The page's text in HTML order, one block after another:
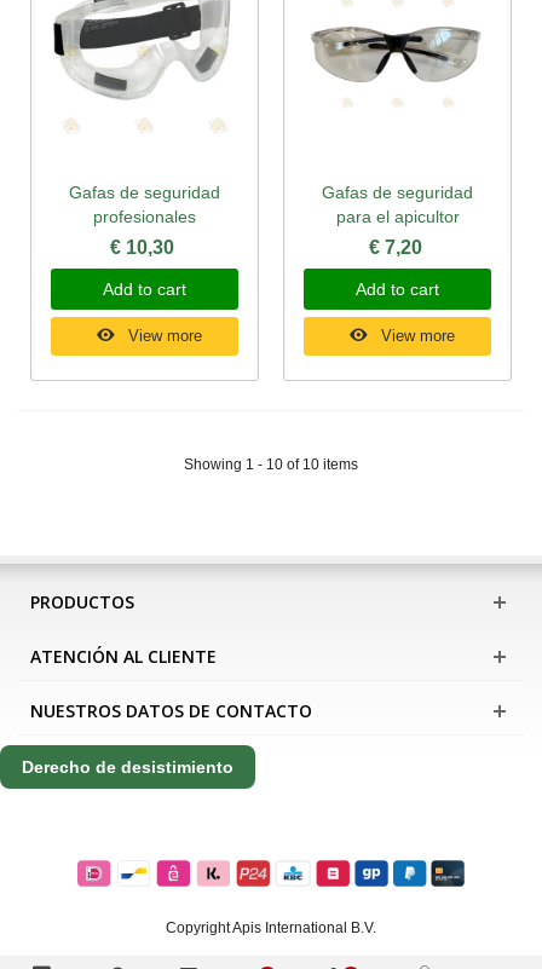
Gafas de seguridad
profesionales
€ 10,30
Add to cart
View more
Gafas de seguridad
para el apicultor
€ 7,20
Add to cart
View more
Showing 1 - 10 of 10 items
PRODUCTOS
ATENCIÓN AL CLIENTE
NUESTROS DATOS DE CONTACTO
Derecho de desistimiento
Copyright Apis International B.V.